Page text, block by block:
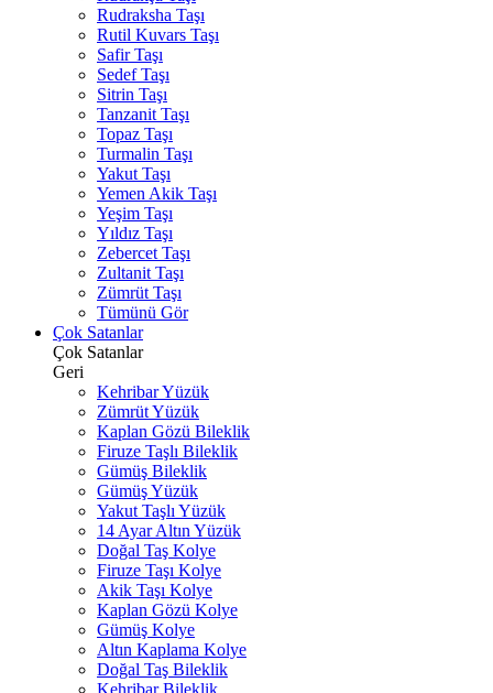
Rudraksha Taşı
Rutil Kuvars Taşı
Safir Taşı
Sedef Taşı
Sitrin Taşı
Tanzanit Taşı
Topaz Taşı
Turmalin Taşı
Yakut Taşı
Yemen Akik Taşı
Yeşim Taşı
Yıldız Taşı
Zebercet Taşı
Zultanit Taşı
Zümrüt Taşı
Tümünü Gör
Çok Satanlar
Çok Satanlar
Geri
Kehribar Yüzük
Zümrüt Yüzük
Kaplan Gözü Bileklik
Firuze Taşlı Bileklik
Gümüş Bileklik
Gümüş Yüzük
Yakut Taşlı Yüzük
14 Ayar Altın Yüzük
Doğal Taş Kolye
Firuze Taşı Kolye
Akik Taşı Kolye
Kaplan Gözü Kolye
Gümüş Kolye
Altın Kaplama Kolye
Doğal Taş Bileklik
Kehribar Bileklik